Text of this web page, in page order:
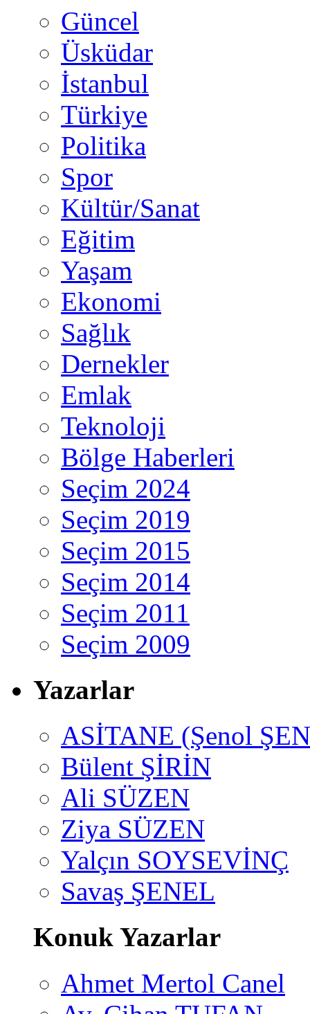
Güncel
Üsküdar
İstanbul
Türkiye
Politika
Spor
Kültür/Sanat
Eğitim
Yaşam
Ekonomi
Sağlık
Dernekler
Emlak
Teknoloji
Bölge Haberleri
Seçim 2024
Seçim 2019
Seçim 2015
Seçim 2014
Seçim 2011
Seçim 2009
Yazarlar
ASİTANE (Şenol
Bülent ŞİRİN
Ali SÜZEN
Ziya SÜZEN
Yalçın SOYSEVİNÇ
Savaş ŞENEL
Konuk Yazarlar
Ahmet Mertol Canel